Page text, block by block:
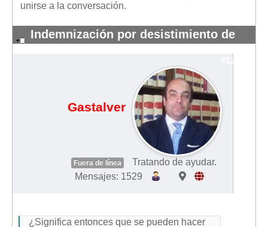
unirse a la conversación.
Indemnización por desistimiento de
contrato
#12558
Gastalver
Fuera de línea
Tratando de ayudar.
Mensajes: 1529
¿Significa entonces que se pueden hacer